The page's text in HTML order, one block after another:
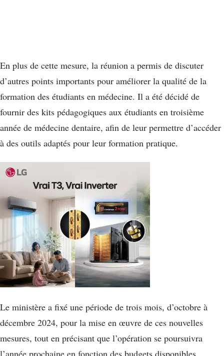
En plus de cette mesure, la réunion a permis de discuter
d’autres points importants pour améliorer la qualité de la
formation des étudiants en médecine. Il a été décidé de
fournir des kits pédagogiques aux étudiants en troisième
année de médecine dentaire, afin de leur permettre d’accéder
à des outils adaptés pour leur formation pratique.
Le ministère a fixé une période de trois mois, d’octobre à
décembre 2024, pour la mise en œuvre de ces nouvelles
mesures, tout en précisant que l’opération se poursuivra